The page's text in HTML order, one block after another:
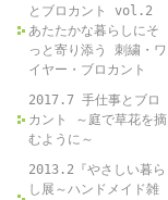
とブロカント vol.2
あたたかな暮らしにそ
っと寄り添う 刺繍・ワ
イヤー・ブロカント
2017.7 手仕事とブロ
カント ～庭で草花を摘
むように～
2013.2『やさしい暮ら
し展～ハンドメイド雑